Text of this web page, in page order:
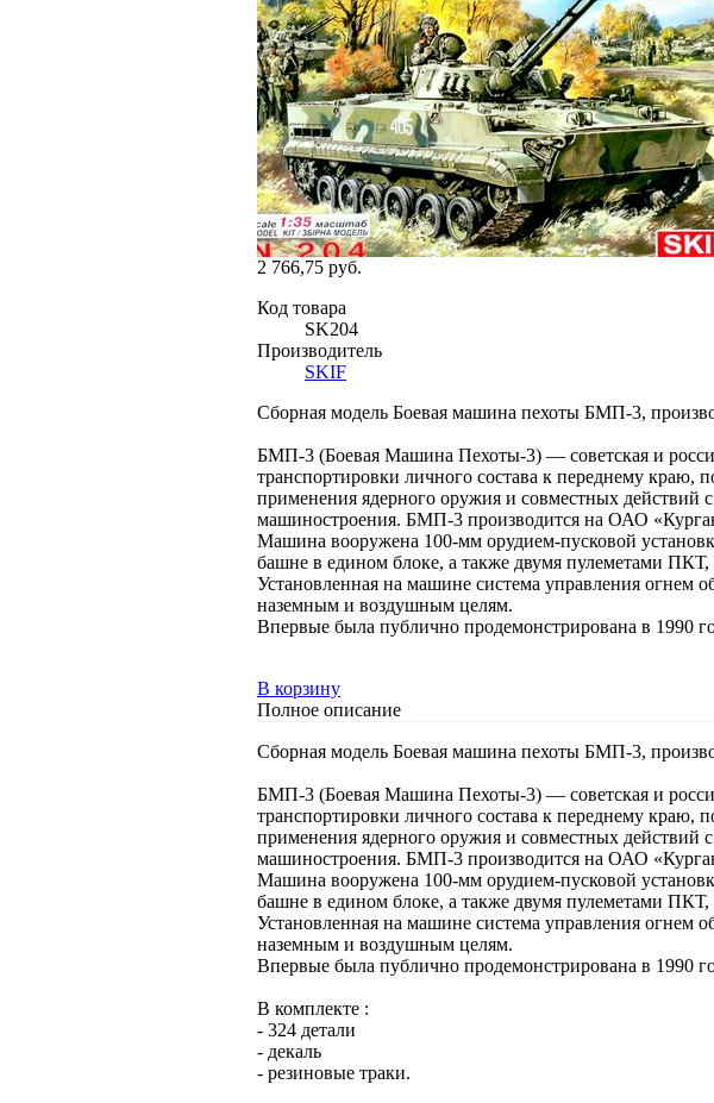
2 766,75 руб.
Код товара
SK204
Производитель
SKIF
Сборная модель Боевая машина пехоты БМП-3,
БМП-3 (Боевая Mашина Пехоты-3) — советская и
транспортировки личного состава к переднему
применения ядерного оружия и совместных действий
машиностроения. БМП-3 производится на ОАО
Машина вооружена 100-мм орудием-пусковой
башне в едином блоке, а также двумя пулеметами
Установленная на машине система управления огнем
наземным и воздушным целям.
Впервые была публично продемонстрирована в 1990
В корзину
Полное описание
Сборная модель Боевая машина пехоты БМП-3,
БМП-3 (Боевая Mашина Пехоты-3) — советская и
транспортировки личного состава к переднему
применения ядерного оружия и совместных действий
машиностроения. БМП-3 производится на ОАО
Машина вооружена 100-мм орудием-пусковой
башне в едином блоке, а также двумя пулеметами
Установленная на машине система управления огнем
наземным и воздушным целям.
Впервые была публично продемонстрирована в 1990
В комплекте :
- 324 детали
- декаль
- резиновые траки.